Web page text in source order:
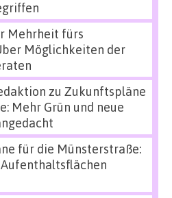
Mehrheit fürs
Möglichkeiten der
zu Zukunftspläne
Mehr Grün und neue
für die Münsterstraße: